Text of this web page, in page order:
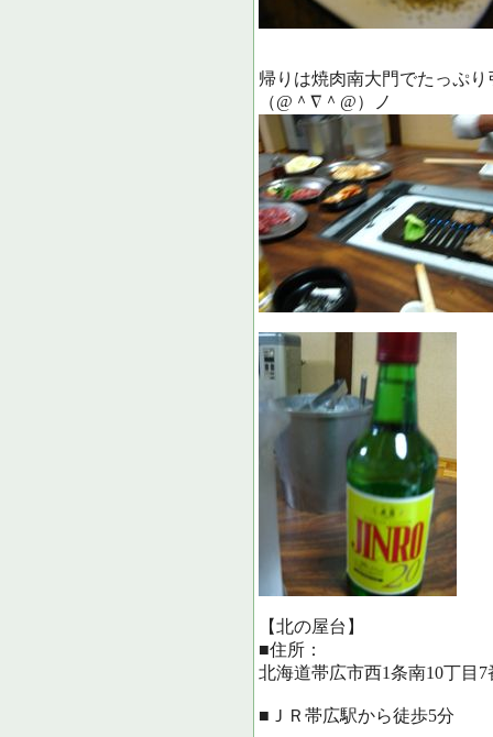
帰りは焼肉南大門でたっぷ
（@＾∇＾@）ノ
【北の屋台】
■住所：
北海道帯広市西1条南10丁目7
■ＪＲ帯広駅から徒歩5分